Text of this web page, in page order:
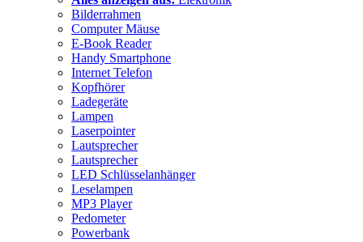
Bilderrahmen
Computer Mäuse
E-Book Reader
Handy Smartphone
Internet Telefon
Kopfhörer
Ladegeräte
Lampen
Laserpointer
Lautsprecher
Lautsprecher
LED Schlüsselanhänger
Leselampen
MP3 Player
Pedometer
Powerbank